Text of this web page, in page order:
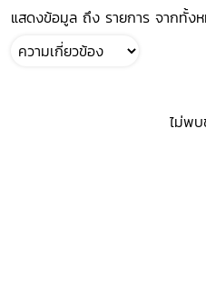
แสดงข้อมูล ถึง รายการ จากทั้ง
ไม่พ